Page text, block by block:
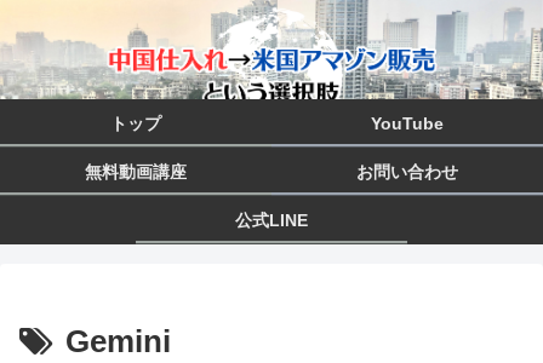
トップ YouTube
無料動画講座 お問い合わせ
公式LINE
Gemini